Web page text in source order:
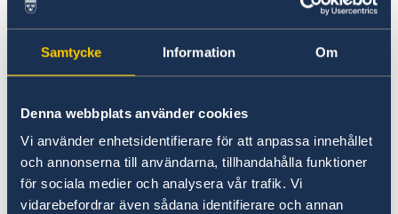
Samtycke Information Om
Denna webbplats använder cookies
Vi använder enhetsidentifierare för att anpassa innehållet
och annonserna till användarna, tillhandahålla funktioner
för sociala medier och analysera vår trafik. Vi
vidarebefordrar även sådana identifierare och annan
Samordningsnummer i Nordmakedonien
Förnyelse av körkort i Nordmakedonien
Service för svenska företag i
Nordmakedonien
Handel med Nordmakedonien
Anmäla handelshinder i Nordmakedonien
Intyg från ägare eller ansvarig person -
obligatoriskt för alla fåglar med
förutsättning att de kommer från ett land
djurhälsa (OIE).
För mer information om att resa med husdjur
till Nordmakedonien, gå till hemsidan för
landets tullverk
.